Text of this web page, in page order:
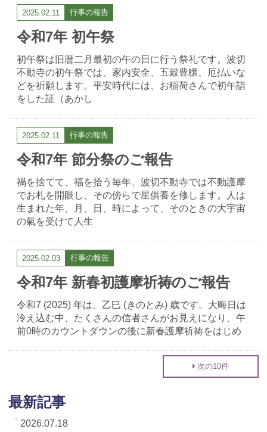
2025.02.11 行事の報告
令和7年 初午祭
初午祭は旧暦二月最初の午の日に行う祭礼です。波切
不動寺の初午祭では、家内安全、五穀豊穣、厄払いな
どを祈願します。平安時代には、お稲荷さんで初午詣
をした証（あかし
2025.02.11 行事の報告
令和7年 節分祭のご報告
禍を捨てて、福を拾う毎年、波切不動寺では不動護摩
でお札を開眼し、その傍らで星供養を修します。人は
生まれた年、月、日、時によって、そのときの大宇宙
の氣を受けて人生
2025.02.03 行事の報告
令和7年 新春初護摩祈祷のご報告
令和7 (2025) 年は、乙巳 (きのとみ) 歳です。大晦日は
冷え込む中、たくさんの信者さんがお見えになり、午
前0時のカウントダウンの後に新春護摩祈祷をはじめ
次の10件
最新記事
2026.07.18